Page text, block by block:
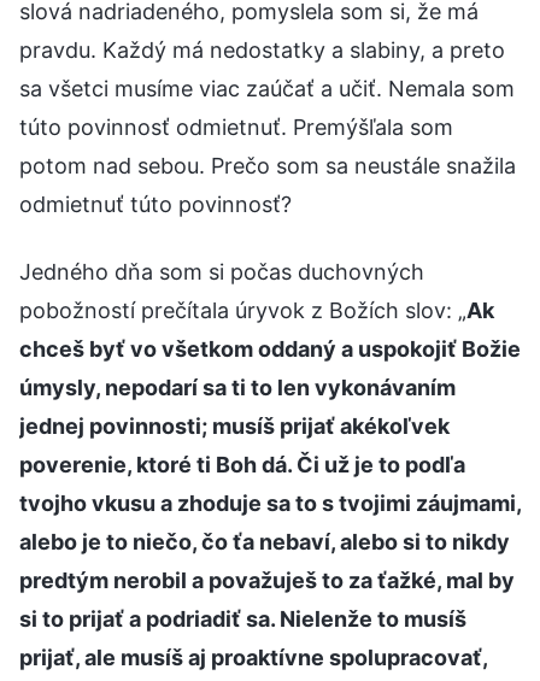
slová nadriadeného, pomyslela som si, že má
pravdu. Každý má nedostatky a slabiny, a preto
sa všetci musíme viac zaúčať a učiť. Nemala som
túto povinnosť odmietnuť. Premýšľala som
potom nad sebou. Prečo som sa neustále snažila
odmietnuť túto povinnosť?
Jedného dňa som si počas duchovných
pobožností prečítala úryvok z Božích slov: „Ak
chceš byť vo všetkom oddaný a uspokojiť Božie
úmysly, nepodarí sa ti to len vykonávaním
jednej povinnosti; musíš prijať akékoľvek
poverenie, ktoré ti Boh dá. Či už je to podľa
tvojho vkusu a zhoduje sa to s tvojimi záujmami,
alebo je to niečo, čo ťa nebaví, alebo si to nikdy
predtým nerobil a považuješ to za ťažké, mal by
si to prijať a podriadiť sa. Nielenže to musíš
prijať, ale musíš aj proaktívne spolupracovať,